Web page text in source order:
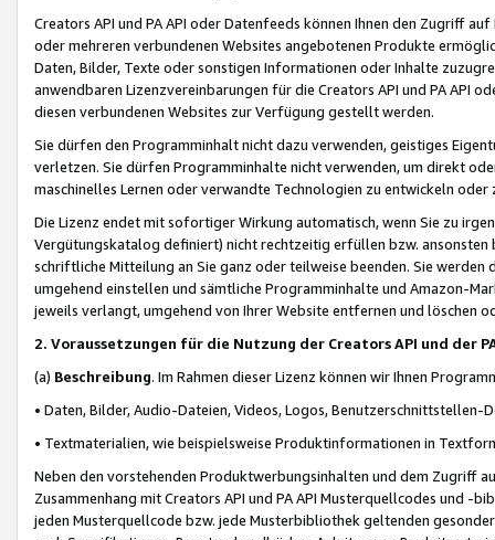
Creators API und PA API oder Datenfeeds können Ihnen den Zugriff
oder mehreren verbundenen Websites angebotenen Produkte
Daten, Bilder, Texte oder sonstigen Informationen oder Inhalte
anwendbaren Lizenzvereinbarungen für die Creators API und PA API
diesen verbundenen Websites zur Verfügung gestellt werden.
Sie dürfen den Programminhalt nicht dazu verwenden, geistiges
verletzen. Sie dürfen Programminhalte nicht verwenden, um direkt
maschinelles Lernen oder verwandte Technologien zu entwickeln
Die Lizenz endet mit sofortiger Wirkung automatisch, wenn Sie zu
Vergütungskatalog definiert) nicht rechtzeitig erfüllen bzw. ansonsten
schriftliche Mitteilung an Sie ganz oder teilweise beenden. Sie werden
umgehend einstellen und sämtliche Programminhalte und Amazon-
jeweils verlangt, umgehend von Ihrer Website entfernen und löschen
2. Voraussetzungen für die Nutzung der Creators API und der
(a) Beschreibung. Im Rahmen dieser Lizenz können wir Ihnen
• Daten, Bilder, Audio-Dateien, Videos, Logos, Benutzerschnittstellen-
• Textmaterialien, wie beispielsweise Produktinformationen in
Neben den vorstehenden Produktwerbungsinhalten und dem Zugriff
Zusammenhang mit Creators API und PA API Musterquellcodes und
jeden Musterquellcode bzw. jede Musterbibliothek geltenden